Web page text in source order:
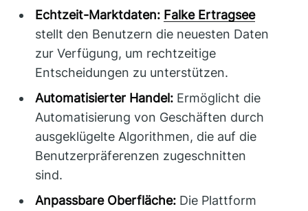
Echtzeit-Marktdaten: Falke Ertragsee
stellt den Benutzern die neuesten Daten
zur Verfügung, um rechtzeitige
Entscheidungen zu unterstützen.
Automatisierter Handel: Ermöglicht die
Automatisierung von Geschäften durch
ausgeklügelte Algorithmen, die auf die
Benutzerpräferenzen zugeschnitten
sind.
Anpassbare Oberfläche: Die Plattform